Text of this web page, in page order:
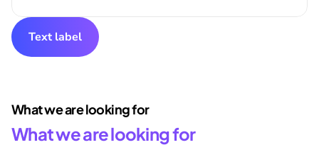
Text label
What we are looking for
What we are looking for